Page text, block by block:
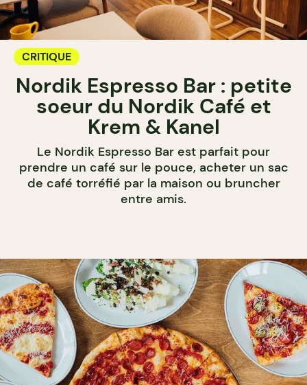
CRITIQUE
Nordik Espresso Bar : petite
soeur du Nordik Café et
Krem & Kanel
Le Nordik Espresso Bar est parfait pour
prendre un café sur le pouce, acheter un sac
de café torréfié par la maison ou bruncher
entre amis.